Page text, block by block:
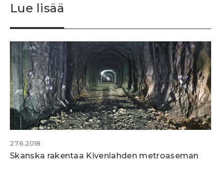
Lue lisää
27.6.2018
Skanska rakentaa Kivenlahden metroaseman